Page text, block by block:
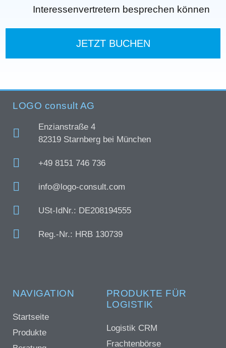
Interessenvertretern besprechen können
JETZT BUCHEN
LOGO consult AG
Enzianstraße 4
82319 Starnberg bei München
+49 8151 746 736
info@logo-consult.com
USt-IdNr.: DE208194555
Reg.-Nr.: HRB 130739
NAVIGATION
Startseite
Produkte
PRODUKTE FÜR
LOGISTIK
Logistik CRM
Frachtenbörse